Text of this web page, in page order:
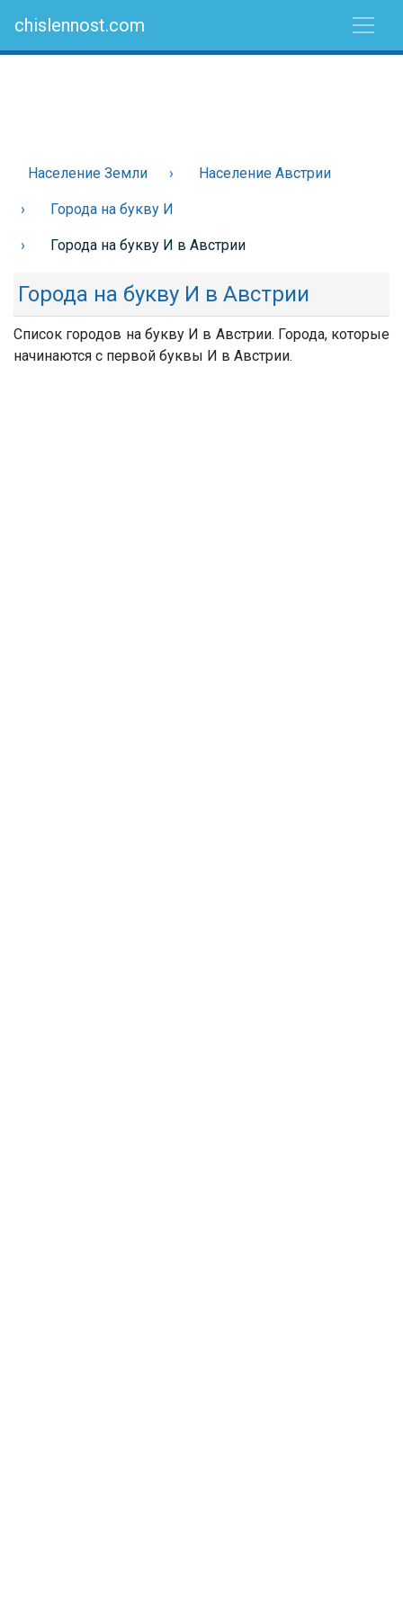
chislennost.com
Население Земли Население Австрии
Города на букву И
Города на букву И в Австрии
Города на букву И в Австрии
Список городов на букву И в Австрии. Города, которые
начинаются с первой буквы И в Австрии.